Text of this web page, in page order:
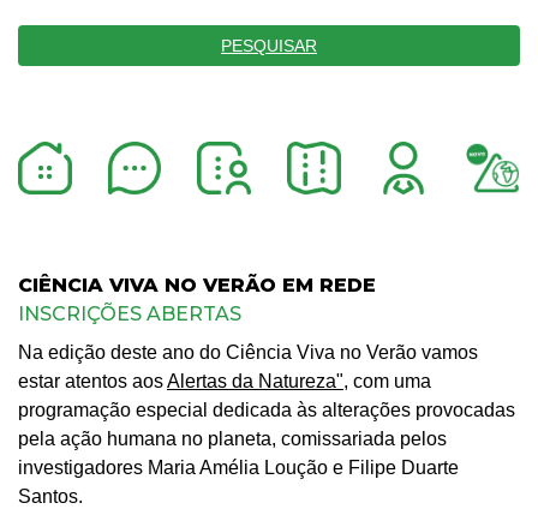
PESQUISAR
CIÊNCIA VIVA NO VERÃO EM REDE
INSCRIÇÕES ABERTAS
Na edição deste ano do Ciência Viva no Verão vamos
estar atentos aosAlertas da Natureza", com uma
programação especial dedicada às alterações provocadas
pela ação humana no planeta, comissariada pelos
investigadores Maria Amélia Loução e Filipe Duarte
Santos.